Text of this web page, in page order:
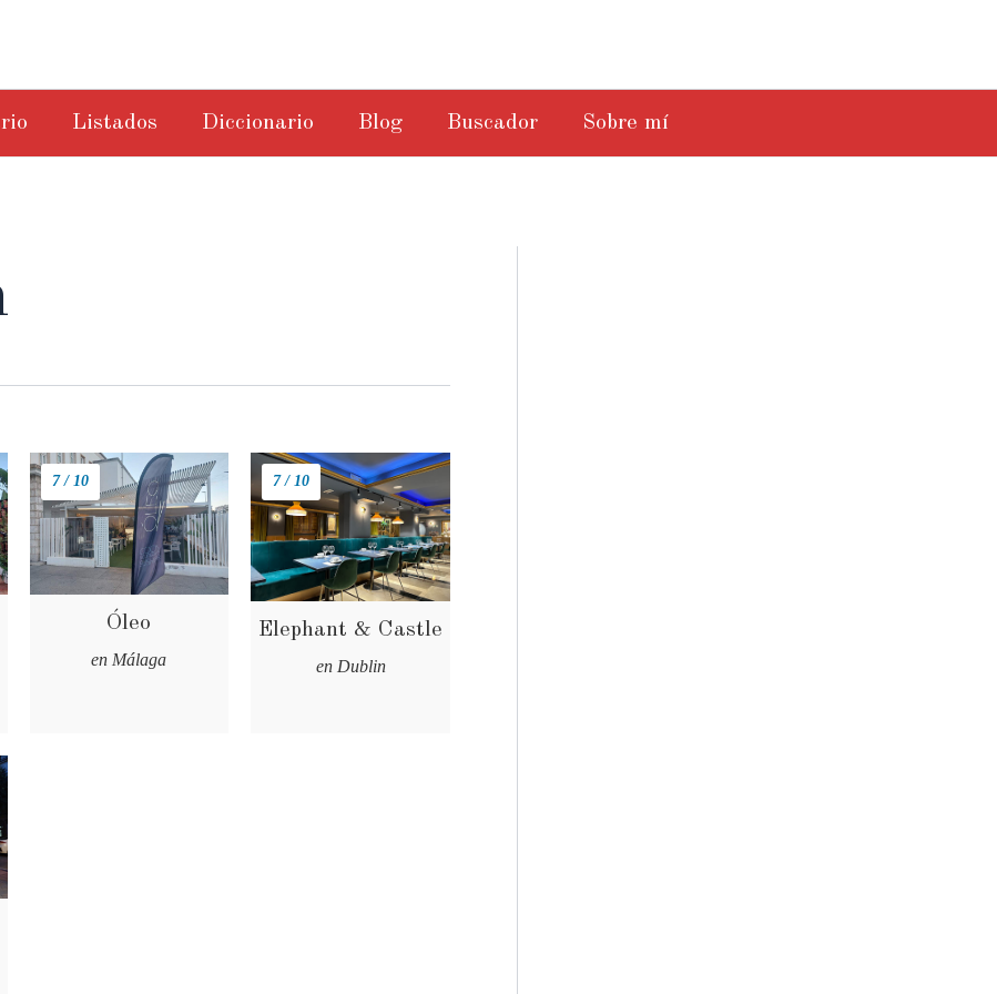
Listados Diccionario Blog Buscador Sobre mí
7 / 10
Óleo
en Málaga
7 / 10
Elephant & Castle
en Dublin